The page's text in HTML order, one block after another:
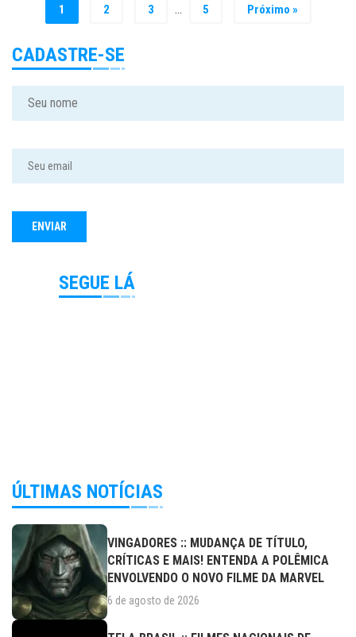
1 2 3 … 5 Próximo »
CADASTRE-SE
SEGUE LÁ
ÚLTIMAS NOTÍCIAS
VINGADORES :: MUDANÇA DE TÍTULO,
CRÍTICAS E MAIS! ENTENDA A POLÊMICA
ENVOLVENDO O NOVO FILME DA MARVEL
6 de agosto de 2026